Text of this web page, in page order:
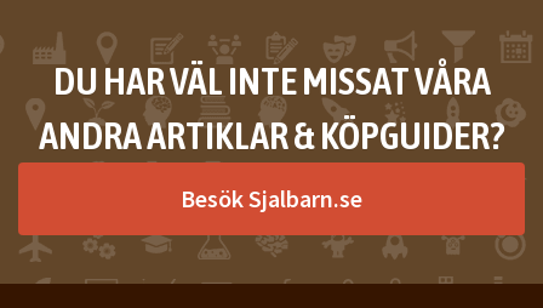
DU HAR VÄL INTE MISSAT VÅRA
ANDRA ARTIKLAR & KÖPGUIDER?
Besök Sjalbarn.se